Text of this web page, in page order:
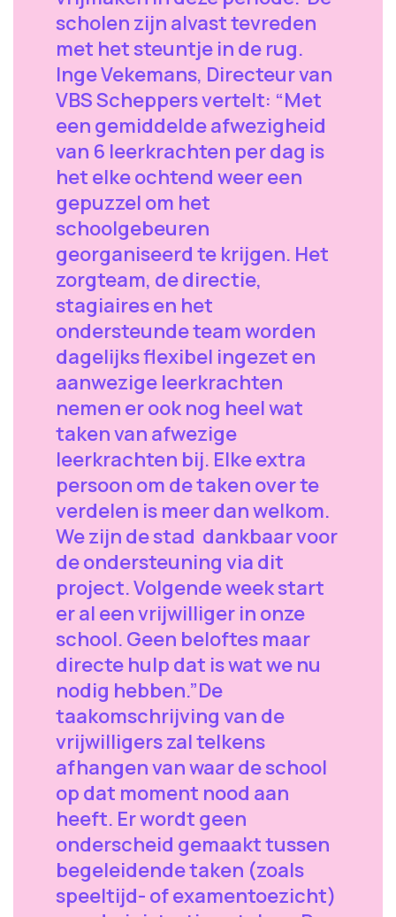
scholen zijn alvast tevreden
met het steuntje in de rug.
Inge Vekemans, Directeur van
VBS Scheppers vertelt: “Met
een gemiddelde afwezigheid
van 6 leerkrachten per dag is
het elke ochtend weer een
gepuzzel om het
schoolgebeuren
georganiseerd te krijgen. Het
zorgteam, de directie,
stagiaires en het
ondersteunde team worden
dagelijks flexibel ingezet en
aanwezige leerkrachten
nemen er ook nog heel wat
taken van afwezige
leerkrachten bij. Elke extra
persoon om de taken over te
verdelen is meer dan welkom.
We zijn de stad dankbaar voor
de ondersteuning via dit
project. Volgende week start
er al een vrijwilliger in onze
school. Geen beloftes maar
directe hulp dat is wat we nu
nodig hebben.”De
taakomschrijving van de
vrijwilligers zal telkens
afhangen van waar de school
op dat moment nood aan
heeft. Er wordt geen
onderscheid gemaakt tussen
begeleidende taken (zoals
speeltijd- of examentoezicht)